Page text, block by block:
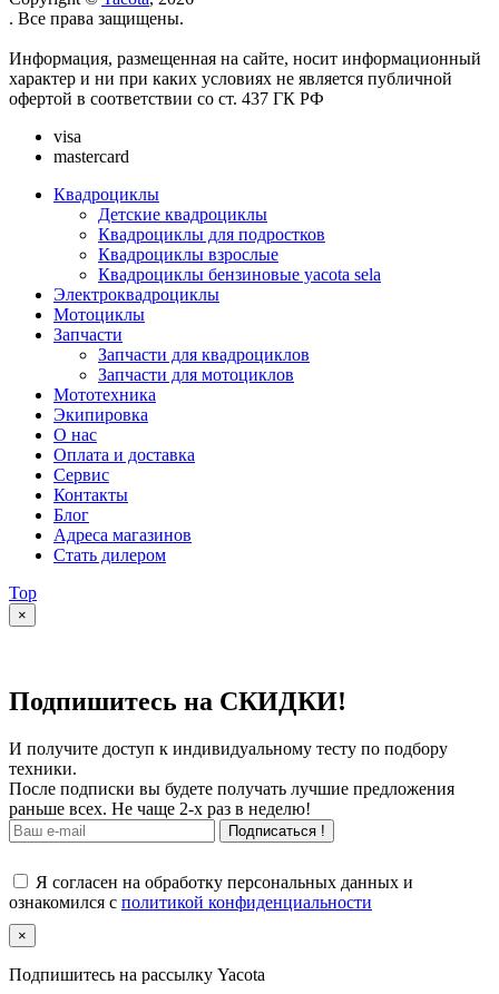
. Все права защищены.
Информация, размещенная на сайте, носит информационный
характер и ни при каких условиях не является публичной
офертой в соответствии со ст. 437 ГК РФ
visa
mastercard
Квадроциклы
Детские квадроциклы
Квадроциклы для подростков
Квадроциклы взрослые
Квадроциклы бензиновые yacota sela
Электроквадроциклы
Мотоциклы
Запчасти
Запчасти для квадроциклов
Запчасти для мотоциклов
Мототехника
Экипировка
О нас
Оплата и доставка
Сервис
Контакты
Блог
Адреса магазинов
Стать дилером
Top
×
Подпишитесь на СКИДКИ!
И получите доступ к индивидуальному тесту по подбору
техники.
После подписки вы будете получать лучшие предложения
раньше всех. Не чаще 2-х раз в неделю!
Подписаться !
Я согласен на обработку персональных данных и
ознакомился с политикой конфиденциальности
×
Подпишитесь на рассылку Yacota